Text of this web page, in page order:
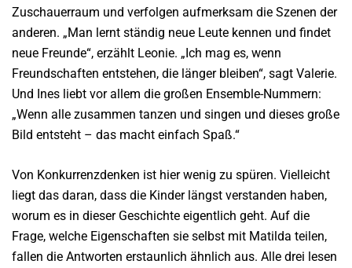
Zuschauerraum und verfolgen aufmerksam die Szenen der
anderen. „Man lernt ständig neue Leute kennen und findet
neue Freunde“, erzählt Leonie. „Ich mag es, wenn
Freundschaften entstehen, die länger bleiben“, sagt Valerie.
Und Ines liebt vor allem die großen Ensemble-Nummern:
„Wenn alle zusammen tanzen und singen und dieses große
Bild entsteht – das macht einfach Spaß.“
Von Konkurrenzdenken ist hier wenig zu spüren. Vielleicht
liegt das daran, dass die Kinder längst verstanden haben,
worum es in dieser Geschichte eigentlich geht. Auf die
Frage, welche Eigenschaften sie selbst mit Matilda teilen,
fallen die Antworten erstaunlich ähnlich aus. Alle drei lesen